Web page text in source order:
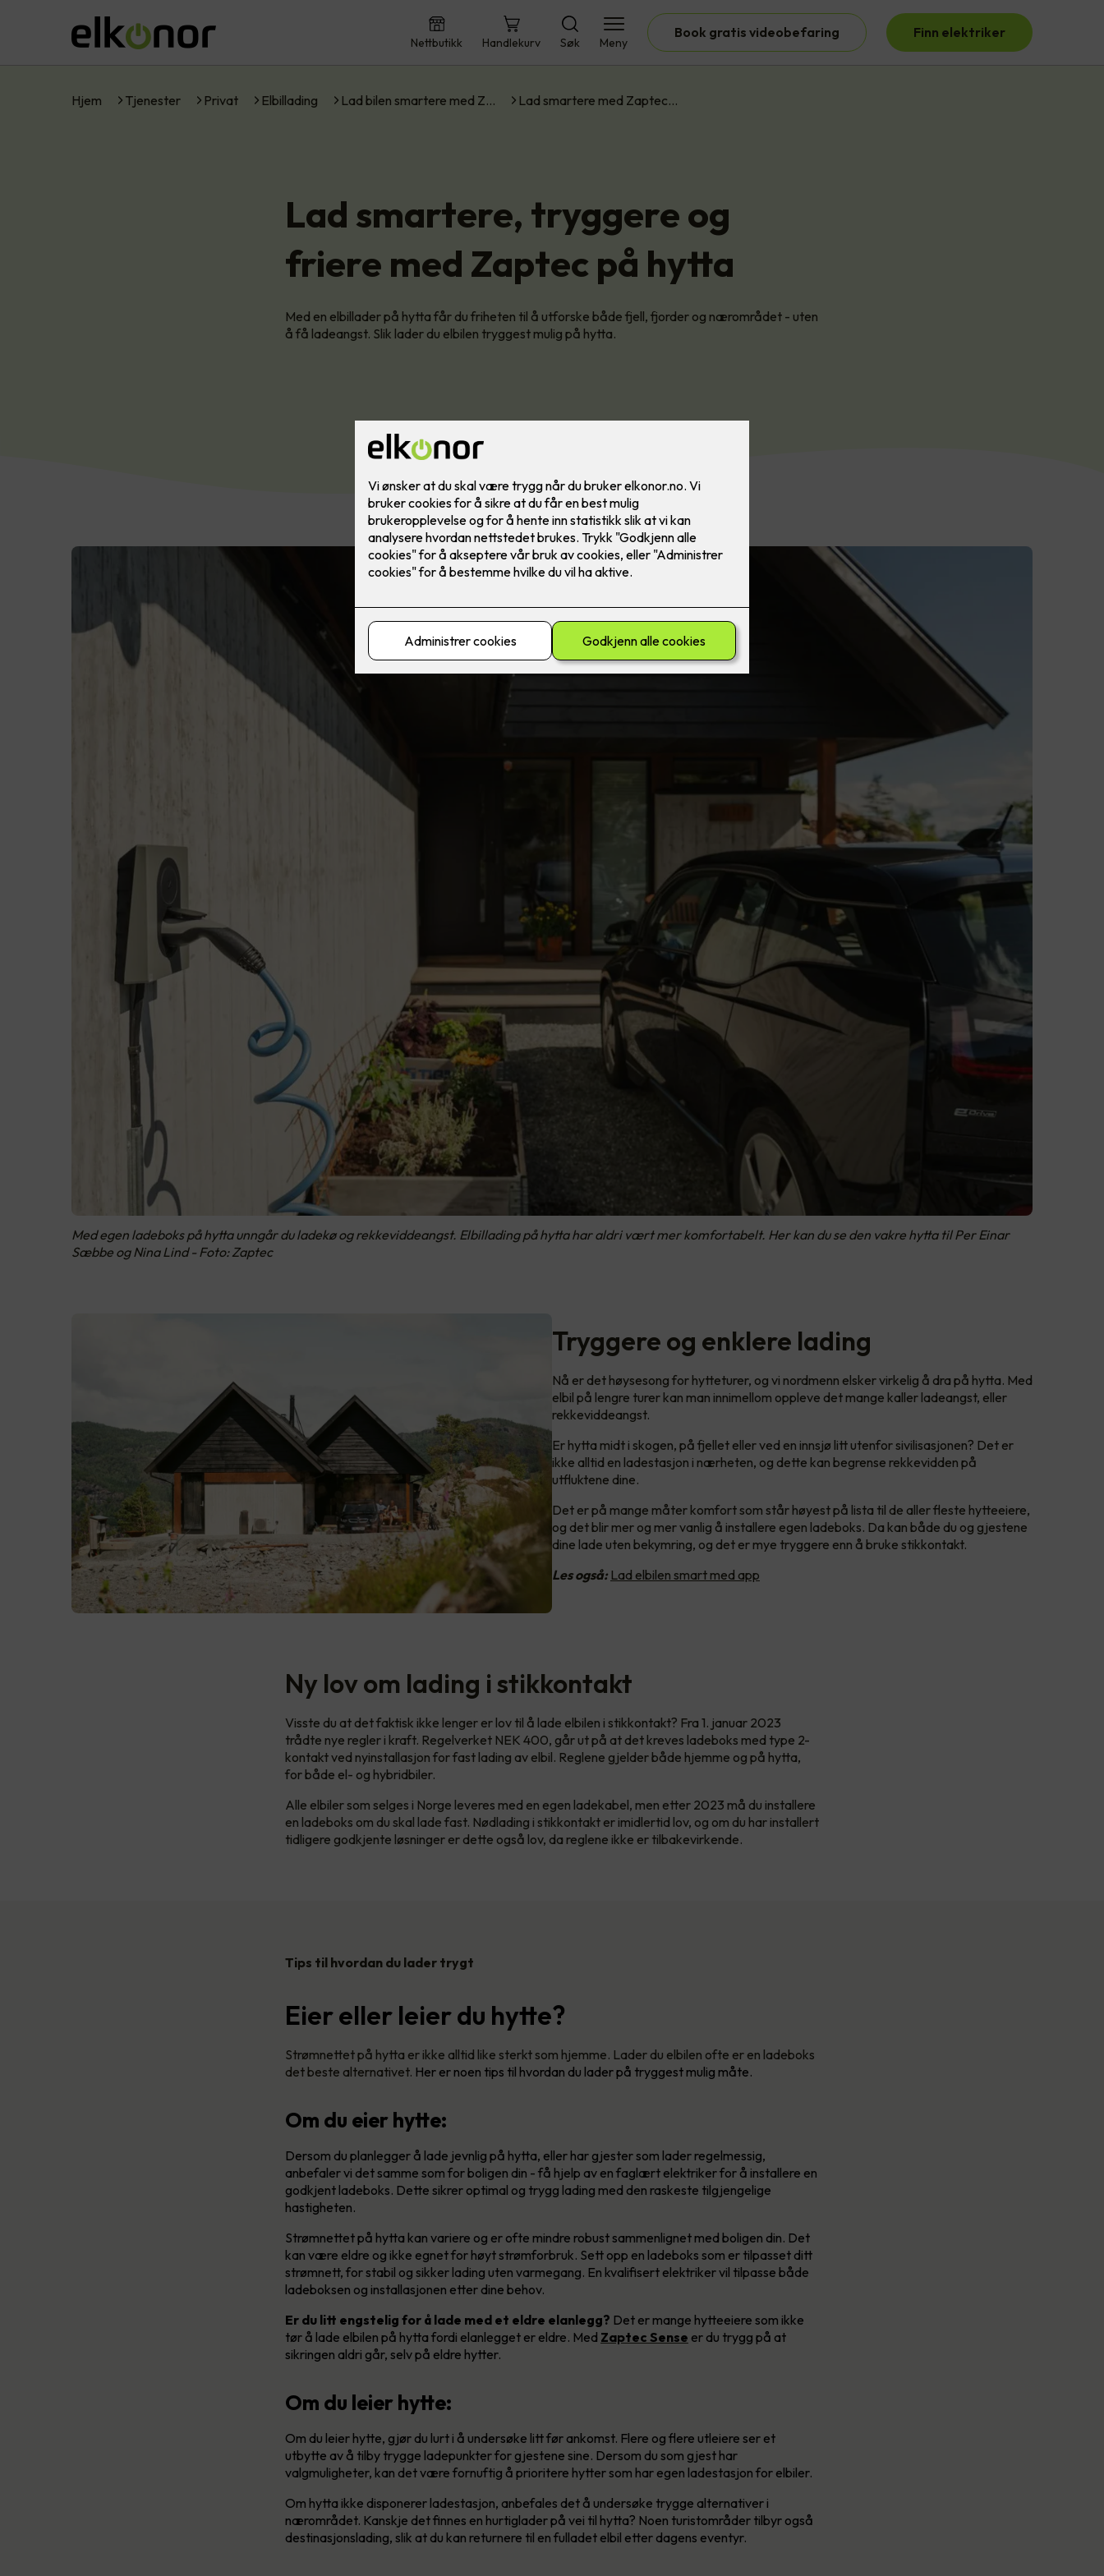
Nettbutikk Handlekurv Søk Meny
Book gratis videobefaring Finn elektriker
Hjem Tjenester Privat Elbillading Lad bilen smartere med Z… Lad smartere med Zaptec…
Lad smartere, tryggere og
friere med Zaptec på hytta
Med en elbillader på hytta får du friheten til å utforske både fjell, fjorder og nærområdet - uten
å få ladeangst. Slik lader du elbilen tryggest mulig på hytta.
Med egen ladeboks på hytta unngår du ladekø og rekkeviddeangst. Elbillading på hytta har aldri vært mer komfortabelt. Her kan du se den vakre hytta til Per Einar
Sæbbe og Nina Lind - Foto: Zaptec
Tryggere og enklere lading
Nå er det høysesong for hytteturer, og vi nordmenn elsker virkelig å dra på hytta. Med
elbil på lengre turer kan man innimellom oppleve det mange kaller ladeangst, eller
rekkeviddeangst.
Er hytta midt i skogen, på fjellet eller ved en innsjø litt utenfor sivilisasjonen? Det er
ikke alltid en ladestasjon i nærheten, og dette kan begrense rekkevidden på
utfluktene dine.
Det er på mange måter komfort som står høyest på lista til de aller fleste hytteeiere,
og det blir mer og mer vanlig å installere egen ladeboks. Da kan både du og gjestene
dine lade uten bekymring, og det er mye tryggere enn å bruke stikkontakt.
Les også: Lad elbilen smart med app
Ny lov om lading i stikkontakt
Visste du at det faktisk ikke lenger er lov til å lade elbilen i stikkontakt? Fra 1. januar 2023
trådte nye regler i kraft. Regelverket NEK 400, går ut på at det kreves ladeboks med type 2-
kontakt ved nyinstallasjon for fast lading av elbil. Reglene gjelder både hjemme og på hytta,
for både el- og hybridbiler.
Alle elbiler som selges i Norge leveres med en egen ladekabel, men etter 2023 må du installere
en ladeboks om du skal lade fast. Nødlading i stikkontakt er imidlertid lov, og om du har installert
tidligere godkjente løsninger er dette også lov, da reglene ikke er tilbakevirkende.
Tips til hvordan du lader trygt
Eier eller leier du hytte?
Strømnettet på hytta er ikke alltid like sterkt som hjemme. Lader du elbilen ofte er en ladeboks
det beste alternativet. Her er noen tips til hvordan du lader på tryggest mulig måte.
Om du eier hytte:
Dersom du planlegger å lade jevnlig på hytta, eller har gjester som lader regelmessig,
anbefaler vi det samme som for boligen din - få hjelp av en faglært elektriker for å installere en
godkjent ladeboks. Dette sikrer optimal og trygg lading med den raskeste tilgjengelige
hastigheten.
Strømnettet på hytta kan variere og er ofte mindre robust sammenlignet med boligen din. Det
kan være eldre og ikke egnet for høyt strømforbruk. Sett opp en ladeboks som er tilpasset ditt
strømnett, for stabil og sikker lading uten varmegang. En kvalifisert elektriker vil tilpasse både
ladeboksen og installasjonen etter dine behov.
Er du litt engstelig for å lade med et eldre elanlegg? Det er mange hytteeiere som ikke
tør å lade elbilen på hytta fordi elanlegget er eldre. Med Zaptec Sense er du trygg på at
sikringen aldri går, selv på eldre hytter.
Om du leier hytte:
Om du leier hytte, gjør du lurt i å undersøke litt før ankomst. Flere og flere utleiere ser et
utbytte av å tilby trygge ladepunkter for gjestene sine. Dersom du som gjest har
valgmuligheter, kan det være fornuftig å prioritere hytter som har egen ladestasjon for elbiler.
Om hytta ikke disponerer ladestasjon, anbefales det å undersøke trygge alternativer i
nærområdet. Kanskje det finnes en hurtiglader på vei til hytta? Noen turistområder tilbyr også
destinasjonslading, slik at du kan returnere til en fulladet elbil etter dagens eventyr.